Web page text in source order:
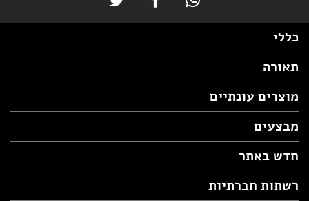
כללי
תאורה
מוצרים עונתיים
מבצעים
חדש באתר
רשתות חברתיות